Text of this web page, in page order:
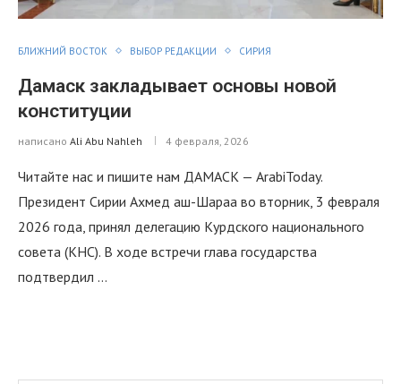
БЛИЖНИЙ ВОСТОК ВЫБОР РЕДАКЦИИ СИРИЯ
Дамаск закладывает основы новой
конституции
написано Ali Abu Nahleh 4 февраля, 2026
Читайте нас и пишите нам ДАМАСК — ArabiToday.
Президент Сирии Ахмед аш-Шараа во вторник, 3 февраля
2026 года, принял делегацию Курдского национального
совета (КНС). В ходе встречи глава государства
подтвердил …